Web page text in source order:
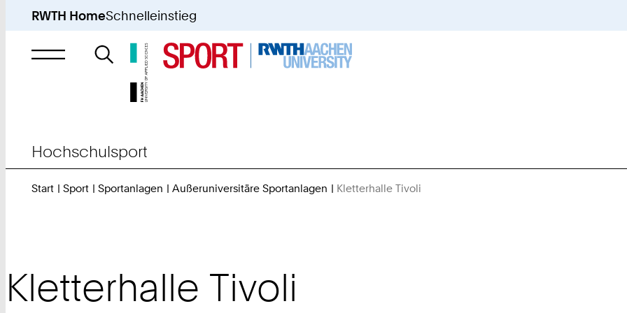
RWTH HomeSchnelleinstieg
Suche
nach
Hochschulsport
Start Sport Sportanlagen Außeruniversitäre Sportanlagen Kletterhalle Tivoli
Kletterhalle Tivoli